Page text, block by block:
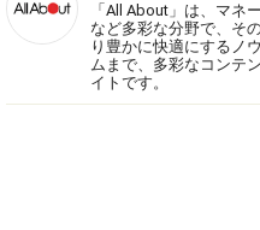
「All About」は、マネ
など多彩な分野で、そ
り豊かに快適にするノ
ムまで、多彩なコンテ
イトです。